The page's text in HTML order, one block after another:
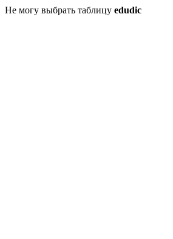
Не могу выбрать таблицу edudic